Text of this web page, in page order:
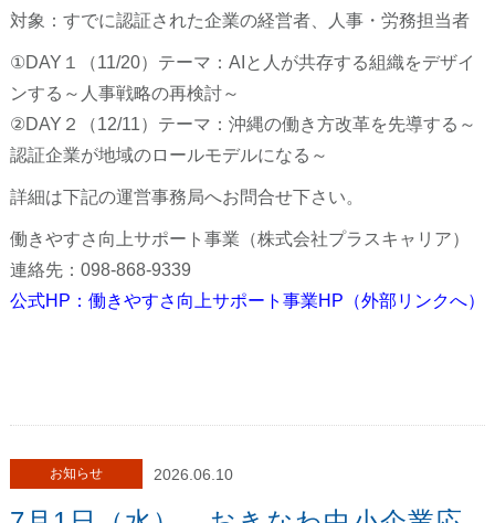
対象：すでに認証された企業の経営者、人事・労務担当者
①DAY１（11/20）テーマ：AIと人が共存する組織をデザイ
ンする～人事戦略の再検討～
②DAY２（12/11）テーマ：沖縄の働き方改革を先導する～
認証企業が地域のロールモデルになる～
詳細は下記の運営事務局へお問合せ下さい。
働きやすさ向上サポート事業（株式会社プラスキャリア）
連絡先：098-868-9339
公式HP：働きやすさ向上サポート事業HP（外部リンクへ）
お知らせ 2026.06.10